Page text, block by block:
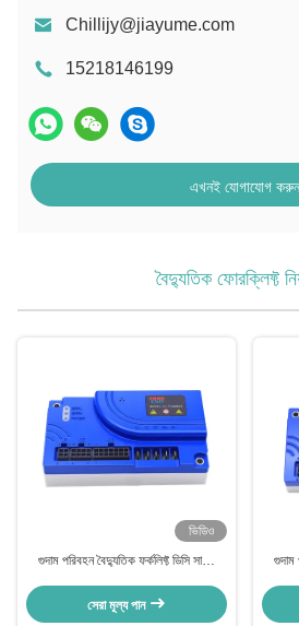
Chillijy@jiayume.com
15218146199
এখনই যোগাযোগ করুন
বৈদ্যুতিক ফোরক্লিফ্ট
ভিডিও
গুদাম পরিবহন বৈদ্যুতিক ফর্কলিফ্ট ডিসি সার্ভো
সেরা মূল্য পান
গুদাম